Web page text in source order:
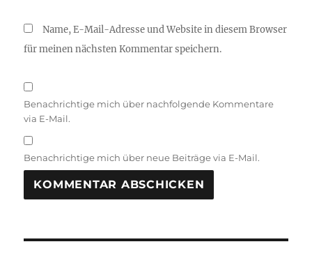
Name, E-Mail-Adresse und Website in diesem Browser
für meinen nächsten Kommentar speichern.
Benachrichtige mich über nachfolgende Kommentare
via E-Mail.
Benachrichtige mich über neue Beiträge via E-Mail.